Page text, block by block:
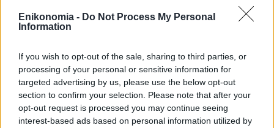
Enikonomia - Do Not Process My Personal
Information
If you wish to opt-out of the sale, sharing to third parties, or
processing of your personal or sensitive information for
targeted advertising by us, please use the below opt-out
section to confirm your selection. Please note that after your
opt-out request is processed you may continue seeing
interest-based ads based on personal information utilized by
Ζάκυνθος: 57χρονος Βρετανός
τουρίστας ανασύρθηκε νεκρός από τη
θάλασσα